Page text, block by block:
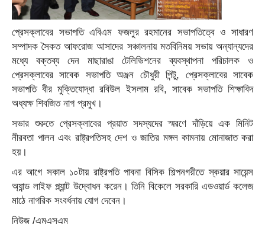
প্রেসক্লাবের সভাপতি এবিএম ফজলুর রহমানের সভাপতিত্বে ও সাধারণ
সম্পাদক সৈকত আফরোজ আসাদের সঞ্চালনায় মতবিনিময় সভায় অন্যান্যদের
মধ্যে বক্তব্য দেন মাছারাঙা টেলিভিশনের ব্যবস্থাপনা পরিচালক ও
প্রেসক্লাবের সাবেক সভাপতি অঞ্জন চৌধুরী পিন্টু, প্রেসক্লাবের সাবেক
সভাপতি বীর মুক্তিযোদ্ধা রবিউল ইসলাম রবি, সাবেক সভাপতি শিক্ষাবিদ
অধ্যক্ষ শিবজিত নাগ প্রমুখ।
সভার শুরুতে প্রেসক্লাবের প্রয়াত সদস্যদের স্মরণে দাঁড়িয়ে এক মিনিট
নীরবতা পালন এবং রাষ্ট্রপতিসহ দেশ ও জাতির মঙ্গল কামনায় মোনাজাত করা
হয়।
এর আগে সকাল ১০টায় রাষ্ট্রপতি পাবনা বিসিক শিল্পনগরীতে স্কয়ার সায়েন্স
অ্যান্ড লাইফ প্ল্যান্ট উদ্বোধন করেন। তিনি বিকেলে সরকারি এডওয়ার্ড কলেজ
মাঠে নাগরিক সংবর্ধনায় যোগ দেবেন।
নিউজ /এমএসএম